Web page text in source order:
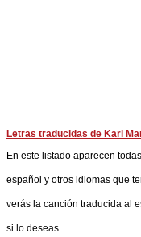
Letras traducidas de Karl
En este listado aparecen
español y otros idiomas que
verás la canción traducida al
si lo deseas.